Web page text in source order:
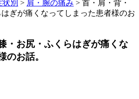
状別 > 肩・腕の痛み > 首・肩・背・
ぎが痛くなってしまった患者様のお
・お尻・ふくらはぎが痛くな
のお話。